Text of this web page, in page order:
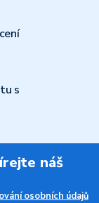
s
náš
osobních údajů